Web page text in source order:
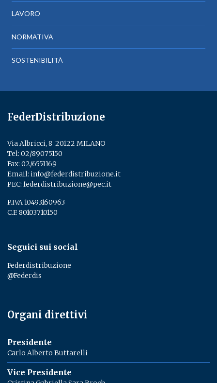
LAVORO
NORMATIVA
SOSTENIBILITÀ
FederDistribuzione
Via Albricci, 8 ­ 20122 MILANO
Tel: 02/89075150
Fax: 02/6551169
Email: info@federdistribuzione.it
PEC: federdistribuzione@pec.it
P.IVA 10493160963
C.F. 80103710150
Seguici sui social
Federdistribuzione
@Federdis
Organi direttivi
Presidente
Carlo Alberto Buttarelli
Vice Presidente